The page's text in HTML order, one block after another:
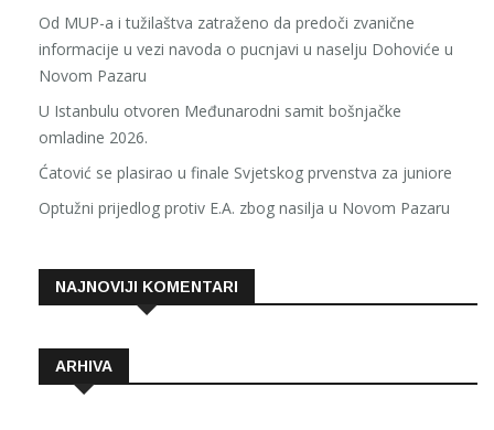
Od MUP-a i tužilaštva zatraženo da predoči zvanične
informacije u vezi navoda o pucnjavi u naselju Dohoviće u
Novom Pazaru
U Istanbulu otvoren Međunarodni samit bošnjačke
omladine 2026.
Ćatović se plasirao u finale Svjetskog prvenstva za juniore
Optužni prijedlog protiv E.A. zbog nasilja u Novom Pazaru
NAJNOVIJI KOMENTARI
ARHIVA